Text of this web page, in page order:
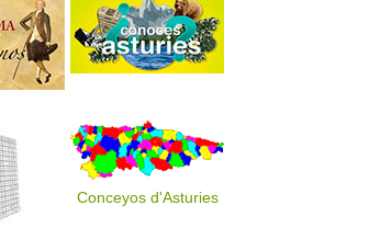
Conceyos d'Asturies